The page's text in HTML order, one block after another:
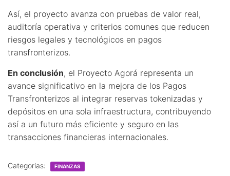
Así, el proyecto avanza con pruebas de valor real,
auditoría operativa y criterios comunes que reducen
riesgos legales y tecnológicos en pagos
transfronterizos.
En conclusión, el Proyecto Agorá representa un
avance significativo en la mejora de los Pagos
Transfronterizos al integrar reservas tokenizadas y
depósitos en una sola infraestructura, contribuyendo
así a un futuro más eficiente y seguro en las
transacciones financieras internacionales.
Categorias: FINANZAS